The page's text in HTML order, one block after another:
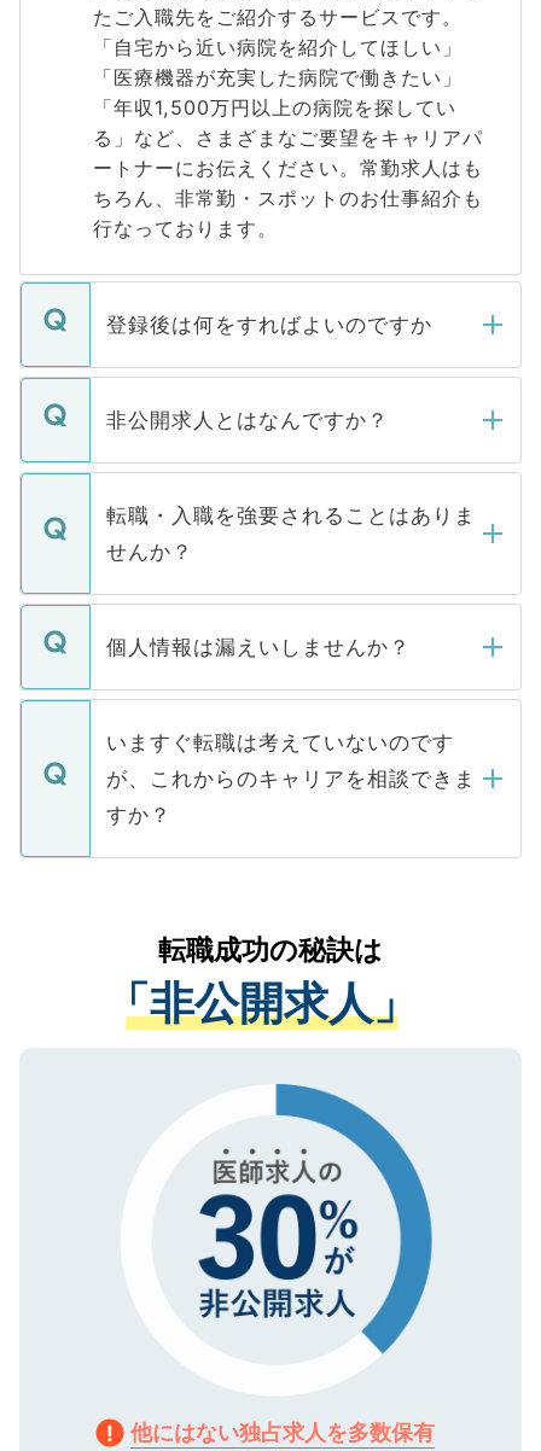
たご入職先をご紹介するサービスです。
「自宅から近い病院を紹介してほしい」
「医療機器が充実した病院で働きたい」
「年収1,500万円以上の病院を探してい
る」など、さまざまなご要望をキャリアパ
ートナーにお伝えください。常勤求人はも
ちろん、非常勤・スポットのお仕事紹介も
行なっております。
登録後は何をすればよいのですか
ご登録いただきましたら、弊社担当者がご
登録内容を確認し、その後メールもしくは
ます。通常、5営業日以内にはご連絡をせて
いただきますので、しばらくお待ちくださ
い。
非公開求人とはなんですか？
マイナビDOCTORで取り扱っている求人の
うち約3割は、Webサイトからご覧いただ
けない「非公開求人」です。非公開求人は
下記の理由によって、一般には公開してい
ません。
■応募殺到を避けるため 人気のある医療機
関を公にしてしまうと、応募が殺到する場
に、医療機関が求める条件に合った人材の
みを人材紹介会社に依頼するケースが増え
ています。
転職・入職を強要されることはありま
せんか？
転職・入職を強要することは一切ありませ
ん。また、仮に応募先から内定をいただい
定を承諾する必要はありません。内定先へ
の辞退の連絡はキャリアパートナーが行い
ますので、ご安心ください。
個人情報は漏えいしませんか？
個人情報が漏えいすることはありませんの
で、ご安心ください。当サイトからの登録
などで収集したご登録者様の個人情報は、
ご本人のキャリアアップおよび転職活動の
支援を目的に使用いたします。お預かりし
ているすべての個人データはご本人の許可
は、個人情報の取り扱いについての厳密な
管理基準を満たした事業者のみに付与され
る、プライバシーマークを取得済みです。
ご登録いただいた個人情報は、SSL（デー
で、機密保持に関してもご安心ください。
いますぐ転職は考えていないのです
が、これからのキャリアを相談できま
すか？
かがいして、現在の医療機関の状況や紹介
経験をまじえながら、適切なアドバイスを
させていただきます。すぐにご転職をされ
ない方には、長期的なサポートが可能です
ので、まずはご登録ください。
転職成功の秘訣は
「非公開求人」
他にはない独占求人を多数保有